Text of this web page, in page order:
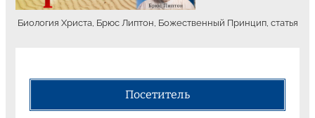
Биология Христа, Брюс Липтон, Божественный Принцип, статья
Посетитель